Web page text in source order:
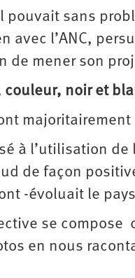
pouvait sans
avec l’ANC,
de mener son
couleur, noir et
à l’utilisation
de façon
-évoluait le
se
en nous